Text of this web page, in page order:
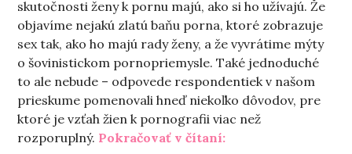
skutočnosti ženy k pornu majú, ako si ho užívajú. Že
objavíme nejakú zlatú baňu porna, ktoré zobrazuje
sex tak, ako ho majú rady ženy, a že vyvrátime mýty
o šovinistickom pornopriemysle. Také jednoduché
to ale nebude – odpovede respondentiek v našom
prieskume pomenovali hneď niekoľko dôvodov, pre
ktoré je vzťah žien k pornografii viac než
rozporuplný. Pokračovať v čítaní:„Ako sa ženy